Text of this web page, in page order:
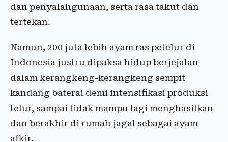
dan penyalahgunaan, serta rasa takut dan
tertekan.
Namun, 200 juta lebih ayam ras petelur di
Indonesia justru dipaksa hidup berjejalan
dalam kerangkeng-kerangkeng sempit
kandang baterai demi intensifikasi produksi
telur, sampai tidak mampu lagi menghasilkan
dan berakhir di rumah jagal sebagai ayam
afkir.